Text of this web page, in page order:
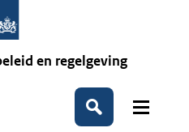
en regelgeving
Zoeken